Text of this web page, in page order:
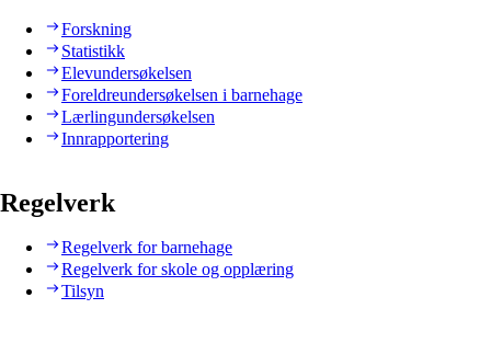
Forskning
Statistikk
Elevundersøkelsen
Foreldreundersøkelsen i barnehage
Lærlingundersøkelsen
Innrapportering
Regelverk
Regelverk for barnehage
Regelverk for skole og opplæring
Tilsyn